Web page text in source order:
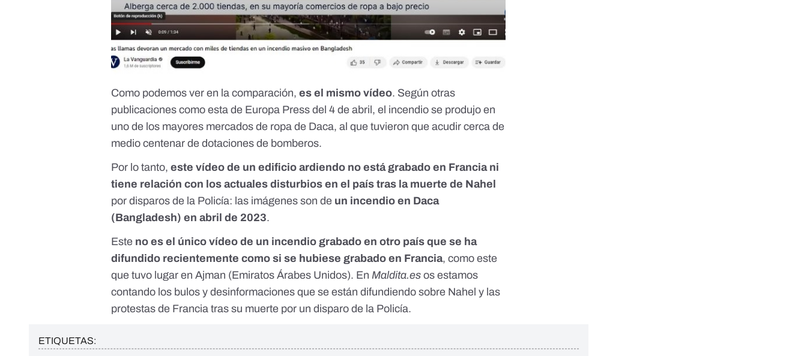
Como podemos ver en la comparación,es el mismo vídeo. Según otras
publicaciones como esta de Europa Press del 4 de abril, el incendio se produjo en
uno de los mayores mercados de ropa de Daca, al que tuvieron que acudir cerca de
medio centenar de dotaciones de bomberos.
Por lo tanto,este vídeo de un edificio ardiendo no está grabado en Francia ni
tiene relación con los actuales disturbios en el país tras la muerte de Nahel
por disparos de la Policía: las imágenes son de un incendio en Daca
(Bangladesh) en abril de 2023.
Este no es el único vídeo de un incendio grabado en otro país que se ha
difundido recientemente como si se hubiese grabado en Francia, comoeste
que tuvo lugar en Ajman (Emiratos Árabes Unidos). En Maldita.esos estamos
contando los bulos y desinformaciones que se están difundiendo sobre Nahel y las
protestas de Francia tras su muerte por un disparo de la Policía.
ETIQUETAS: